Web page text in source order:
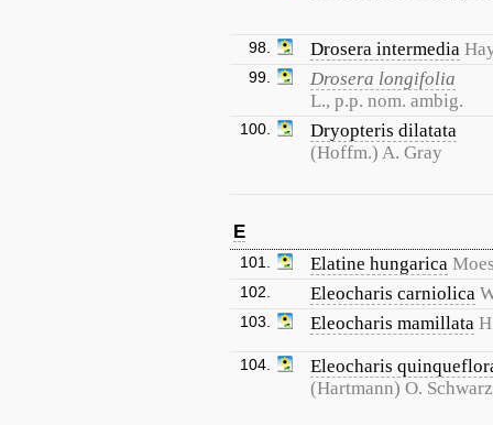
98. Drosera intermedia
99.
Drosera longifolia
L., p.p. nom. ambig.
100.
Dryopteris dilatata
(Hoffm.) A. Gray
E
101. Elatine hungarica
102. Eleocharis carniolica
103. Eleocharis mamillata
104.
Eleocharis
(Hartmann) O. Schwarz